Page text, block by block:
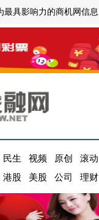
最具影响力的商机网信息
民生 视频 原创 滚动
港股 美股 公司 理财